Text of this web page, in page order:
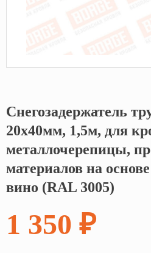
Кликните, чтобы скопировать
Снегозадержатель
20х40мм, 1,5м, для
металлочерепицы,
материалов на
вино (RAL 3005)
1 350 ₽